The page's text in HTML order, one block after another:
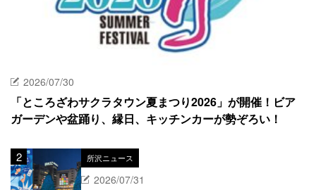
2026/07/30
「ところざわサクラタウン夏まつり2026」が開催！ビア
ガーデンや盆踊り、縁日、キッチンカーが勢ぞろい！
所沢ニュース
2026/07/31